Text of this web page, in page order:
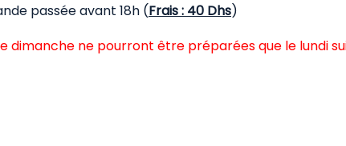
passée avant 18h (Frais : 40 Dhs)
dimanche ne pourront être préparées que le lundi